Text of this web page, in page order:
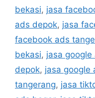
bekasi, jasa
ads depok, jasa
facebook ads
bekasi, jasa
depok, jasa google
tangerang, jasa